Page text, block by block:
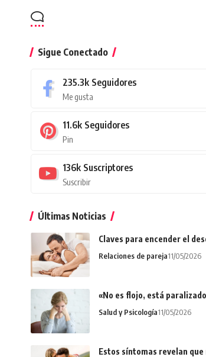
Sigue Conectado
235.3k Seguidores
Me gusta
11.6k Seguidores
Pin
136k Suscriptores
Suscribir
Últimas Noticias
Claves para encender el
Relaciones de pareja11/05/2026
«No es flojo, está
Salud y Psicología11/05/2026
Estos síntomas revelan